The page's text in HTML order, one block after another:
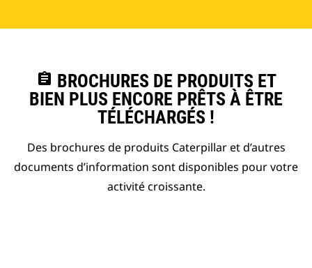
assignment BROCHURES DE PRODUITS ET
BIEN PLUS ENCORE PRÊTS À ÊTRE
TÉLÉCHARGÉS !
Des brochures de produits Caterpillar et d’autres
documents d’information sont disponibles pour votre
activité croissante.